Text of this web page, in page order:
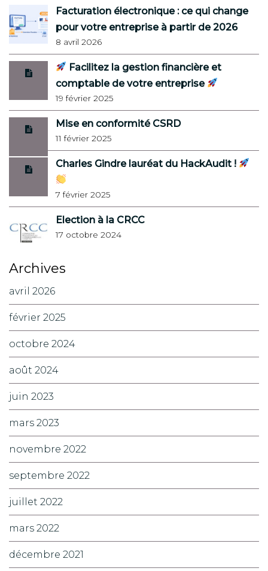
Facturation électronique : ce qui change
pour votre entreprise à partir de 2026
8 avril 2026
Facilitez la gestion financière et
comptable de votre entreprise
19 février 2025
Mise en conformité CSRD
11 février 2025
Charles Gindre lauréat du HackAudit !
7 février 2025
Election à la CRCC
17 octobre 2024
Archives
avril 2026
février 2025
octobre 2024
août 2024
juin 2023
mars 2023
novembre 2022
septembre 2022
juillet 2022
mars 2022
décembre 2021